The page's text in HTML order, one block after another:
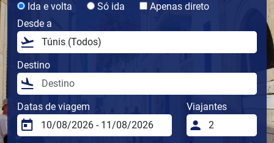
Ida e volta Só ida
Apenas direto
Desde a
Destino
Datas de viagem Viajantes